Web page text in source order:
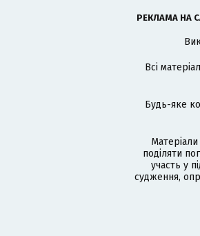
РЕКЛАМА НА
Всі
Будь-яке
поділяти
участь у
судження,